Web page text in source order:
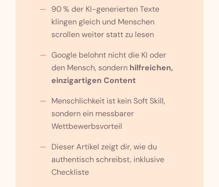
90 % der KI-generierten Texte
klingen gleich und Menschen
scrollen weiter statt zu lesen
Google belohnt nicht die KI oder
den Mensch, sondern hilfreichen,
einzigartigen Content
Menschlichkeit ist kein Soft Skill,
sondern ein messbarer
Wettbewerbsvorteil
Dieser Artikel zeigt dir, wie du
authentisch schreibst, inklusive
Checkliste